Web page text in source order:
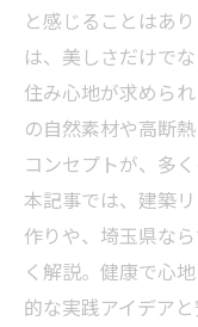
と感じることはあ
は、美しさだけで
住み心地が求めら
の自然素材や高断
コンセプトが、多
本記事では、建築
作りや、埼玉県な
く解説。健康で心
的な実践アイデア